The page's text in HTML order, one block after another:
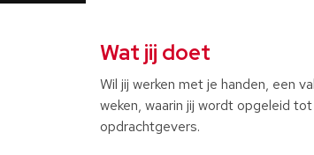
Wat jij doet
Wil jij werken met je handen, een
weken, waarin jij wordt opgeleid
opdrachtgevers.